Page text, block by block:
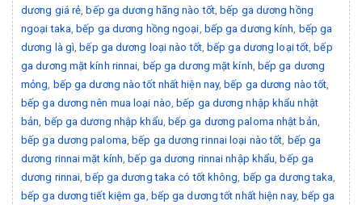
dương giá rẻ, bếp ga dương hãng nào tốt, bếp ga dương hồng
ngoại taka, bếp ga dương hồng ngoại, bếp ga dương kính, bếp ga
dương là gì, bếp ga dương loại nào tốt, bếp ga dương loại tốt, bếp
ga dương mặt kính rinnai, bếp ga dương mặt kính, bếp ga dương
mỏng, bếp ga dương nào tốt nhất hiện nay, bếp ga dương nào tốt,
bếp ga dương nên mua loại nào, bếp ga dương nhập khẩu nhật
bản, bếp ga dương nhập khẩu, bếp ga dương paloma nhật bản,
bếp ga dương paloma, bếp ga dương rinnai loại nào tốt, bếp ga
dương rinnai mặt kính, bếp ga dương rinnai nhập khẩu, bếp ga
dương rinnai, bếp ga dương taka có tốt không, bếp ga dương taka,
bếp ga dương tiết kiệm ga, bếp ga dương tốt nhất hiện nay, bếp ga